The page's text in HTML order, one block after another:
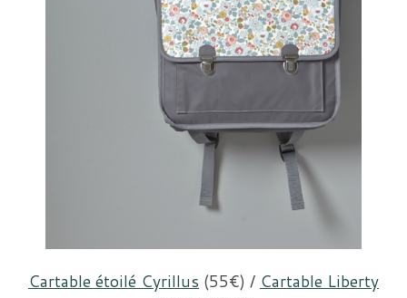
Cartable étoilé Cyrillus (55€) / Cartable Liberty